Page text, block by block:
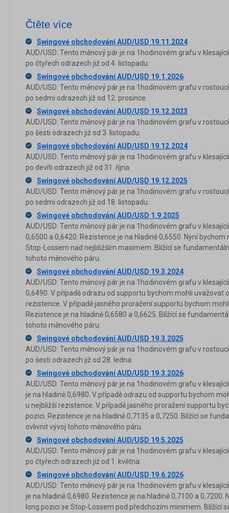
Čtěte více
Swingové obchodování AUD/USD 19.11.2024
AUD/USD: Tento měnový pár je na 1hodinovém grafu v
po čtyřech odrazech již od 4. listopadu.
Swingové obchodování AUD/USD 19.1.2026
AUD/USD: Tento měnový pár je na 1hodinovém grafu v
po sedmi odrazech již od 12. prosince.
Swingové obchodování AUD/USD 19.12.2023
AUD/USD: Tento měnový pár je na 1hodinovém grafu v
po šesti odrazech již od 3. listopadu.
Swingové obchodování AUD/USD 19.12.2024
AUD/USD: Tento měnový pár je na 1hodinovém grafu v
po devíti odrazech již od 31. října.
Swingové obchodování AUD/USD 19.12.2025
AUD/USD: Tento měnový pár je na 1hodinovém grafu v
po sedmi odrazech již od 18. listopadu.
Swingové obchodování AUD/USD 1.9.2025
AUD/USD: Tento měnový pár je na 1hodinovém grafu v
0,6500 a 0,6420. Rezistence je na hladině 0,6550. Nyní
Stop-Lossem nad nejbližším maximem. Blížící se
tohoto měnového páru.
Swingové obchodování AUD/USD 19.3.2024
AUD/USD: Tento měnový pár je na 1hodinovém grafu v
0,6490. V případě odrazu od supportu bychom mohli uvažovat
rezistence. V případě jasného proražení supportu bychom
Rezistence je na hladině 0,6580 a 0,6625. Blížící se
tohoto měnového páru.
Swingové obchodování AUD/USD 19.3.2025
AUD/USD: Tento měnový pár je na 1hodinovém grafu v
po šesti odrazech již od 28. ledna.
Swingové obchodování AUD/USD 19.3.2026
AUD/USD: Tento měnový pár je na 1hodinovém grafu v
je na hladině 0,6980. V případě odrazu od supportu bychom
u nejbližší rezistence. V případě jasného proražení supportu
pozici. Rezistence je na hladině 0,7135 a 0,7250. Blížící se
ovlivnit vývoj tohoto měnového páru.
Swingové obchodování AUD/USD 19.5.2025
AUD/USD: Tento měnový pár je na 1hodinovém grafu v
po čtyřech odrazech již od 1. května.
Swingové obchodování AUD/USD 19.6.2026
AUD/USD: Tento měnový pár je na 1hodinovém grafu v
je na hladině 0,6980. Rezistence je na hladině 0,7100 a 0,7200.
long pozici se Stop-Lossem pod předchozím minimem. Blížící